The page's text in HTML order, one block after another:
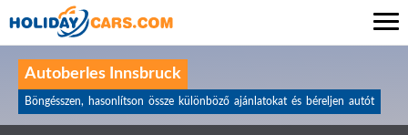
Autoberles Innsbruck
Böngésszen, hasonlítson össze különböző ajánlatokat és béreljen autót
